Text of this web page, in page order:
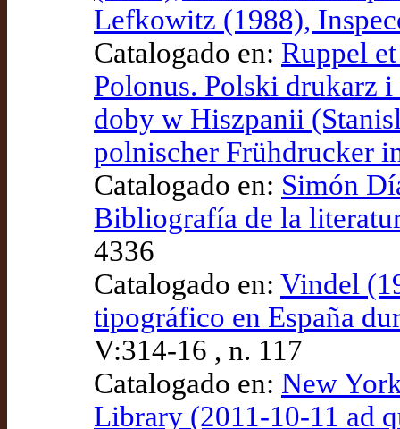
Lefkowitz (1988),
Catalogado en: Ruppel
Polonus. Polski drukarz
doby w Hiszpanii
polnischer Frühdrucker
Catalogado en: Simón
Bibliografía de la
4336
Catalogado en: Vindel
tipográfico en España
V:314-16 , n. 117
Catalogado en: New
Library (2011-10-11 ad